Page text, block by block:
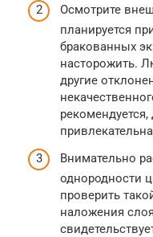
Осмотрите
планируется
бракованных
насторожить.
другие
Внимательно
однородности
проверить
наложения